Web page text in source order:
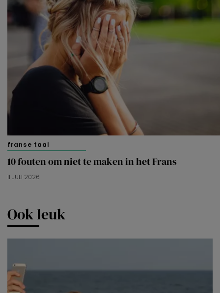
franse taal
10 fouten om niet te maken in het Frans
11 JULI 2026
Ook leuk